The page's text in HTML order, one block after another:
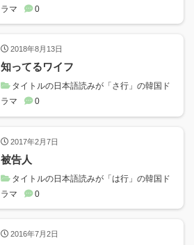
ラマ
0
2018年8月13日
知ってるワイフ
タイトルの日本語読みが「さ行」の韓国ド
ラマ
0
2017年2月7日
被告人
タイトルの日本語読みが「は行」の韓国ド
ラマ
0
2016年7月2日